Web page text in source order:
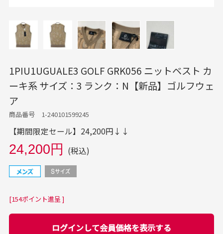
1PIU1UGUALE3 GOLF GRK056 ニットベスト カ
ーキ系 サイズ：3 ランク：N【新品】ゴルフウェ
ア
商品番号 1-240101599245
【期間限定セール】24,200円↓↓
24,200円 (税込)
[154ポイント進呈 ]
ログインして会員価格を表示する